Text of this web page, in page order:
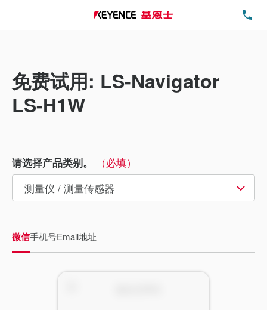
免费试用: LS-Navigator
LS-H1W
请选择产品类别。 （必填）
微信手机号Email地址